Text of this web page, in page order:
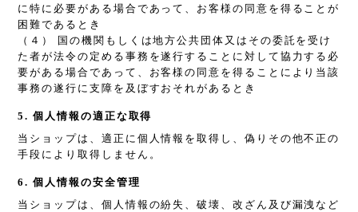
に特に必要がある場合であって、お客様の同意を得ることが
困難であるとき
（４） 国の機関もしくは地方公共団体又はその委託を受け
た者が法令の定める事務を遂行することに対して協力する必
要がある場合であって、お客様の同意を得ることにより当該
事務の遂行に支障を及ぼすおそれがあるとき
5. 個人情報の適正な取得
当ショップは、適正に個人情報を取得し、偽りその他不正の
手段により取得しません。
6. 個人情報の安全管理
当ショップは、個人情報の紛失、破壊、改ざん及び漏洩など